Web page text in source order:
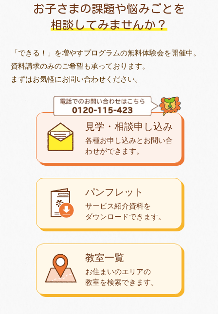
お子さまの課題や悩みごとを
相談してみませんか？
「できる！」を増やすプログラムの無料体験会を開催中。
資料請求のみのご希望も承っております。
まずはお気軽にお問い合わせください。
教室一覧
お住まいのエリアの
教室を検索できます。
パンフレット
サービス紹介資料を
ダウンロードできます。
見学・相談申し込み
各種お申し込みとお問い合
わせができます。